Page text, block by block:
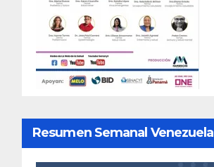
Resumen Semanal Venezuela